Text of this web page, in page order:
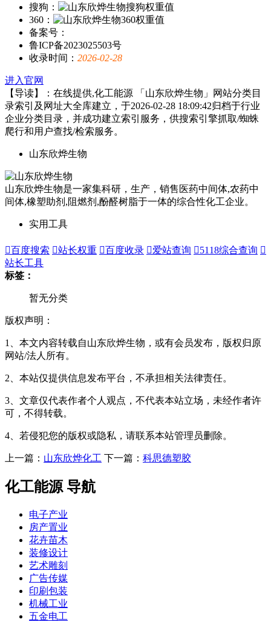
搜狗：
360：
备案号：
鲁ICP备2023025503号
收录时间： 2026-02-28
进入官网
【导读】：在线提供,化工能源 「山东欣烨生物」网站分类目
录索引及网址大全库建立，于2026-02-28 18:09:42归档于行业
企业分类目录，并成功建立索引服务，供搜索引擎抓取/蜘蛛
爬行和用户查找/检索服务。
山东欣烨生物
山东欣烨生物是一家集科研，生产，销售医药中间体,农药中
间体,橡塑助剂,阻燃剂,酚醛树脂于一体的综合性化工企业。
实用工具
百度搜索 站长权重 百度收录 爱站查询 5118综合查询 
站长工具
标签：
暂无分类
版权声明：
1、本文内容转载自山东欣烨生物，或有会员发布，版权归原
网站/法人所有。
2、本站仅提供信息发布平台，不承担相关法律责任。
3、文章仅代表作者个人观点，不代表本站立场，未经作者许
可，不得转载。
4、若侵犯您的版权或隐私，请联系本站管理员删除。
上一篇： 山东欣烨化工 下一篇： 科思德塑胶
化工能源 导航
电子产业
房产置业
花卉苗木
装修设计
艺术雕刻
广告传媒
印刷包装
机械工业
五金电工